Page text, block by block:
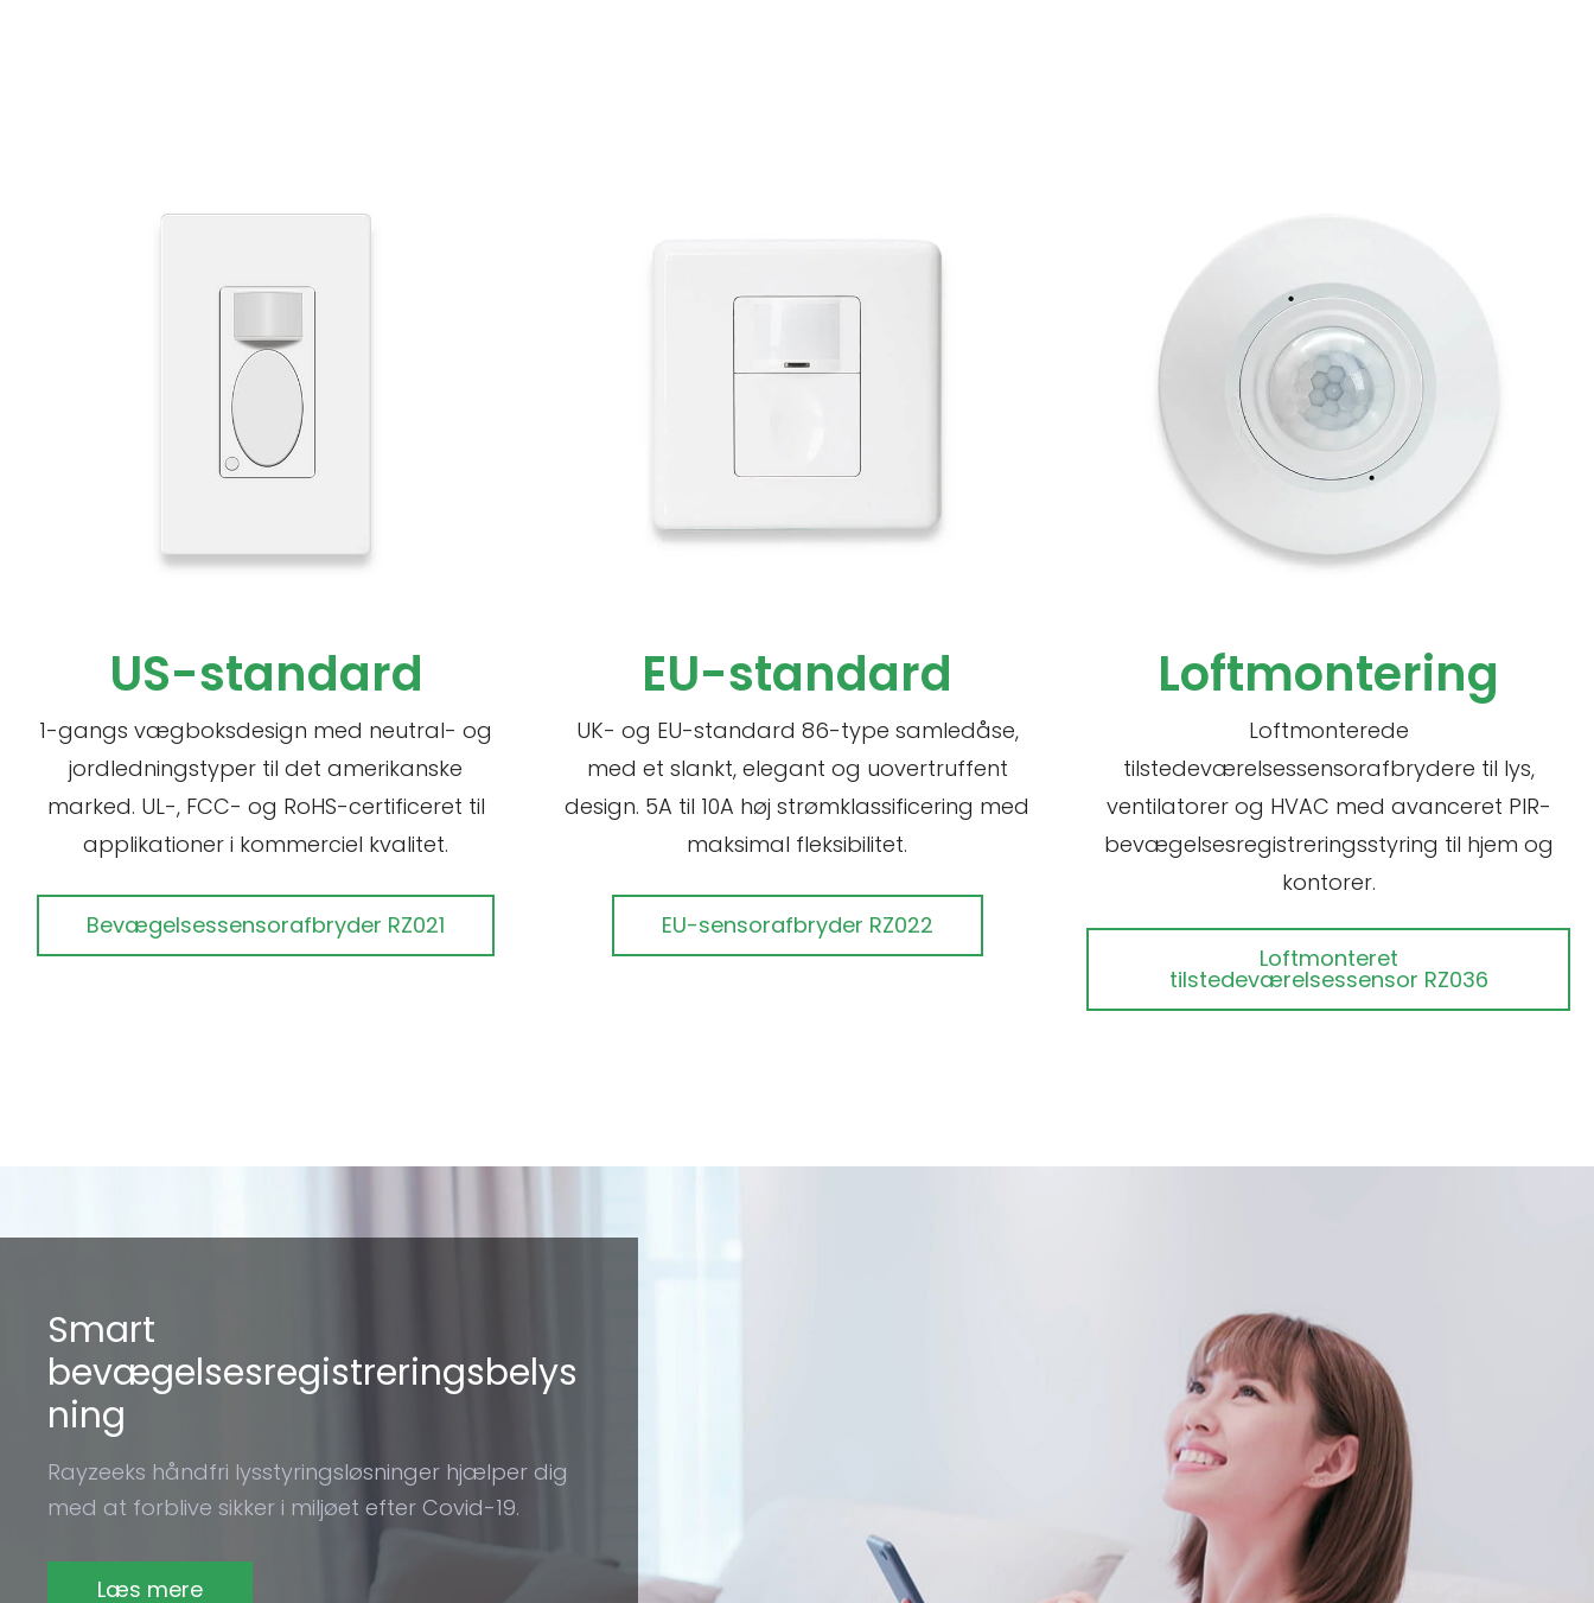
US-standard
1-gangs vægboksdesign med neutral- og
jordledningstyper til det amerikanske
marked. UL-, FCC- og RoHS-certificeret til
applikationer i kommerciel kvalitet.
Bevægelsessensorafbryder RZ021
EU-standard
UK- og EU-standard 86-type samledåse,
med et slankt, elegant og uovertruffent
design. 5A til 10A høj strømklassificering med
maksimal fleksibilitet.
EU-sensorafbryder RZ022
Loftmontering
Loftmonterede
tilstedeværelsessensorafbrydere til lys,
ventilatorer og HVAC med avanceret PIR-
bevægelsesregistreringsstyring til hjem og
kontorer.
Loftmonteret
tilstedeværelsessensor RZ036
Smart
bevægelsesregistreringsbelys
ning
Rayzeeks håndfri lysstyringsløsninger hjælper dig
med at forblive sikker i miljøet efter Covid-19.
Læs mere